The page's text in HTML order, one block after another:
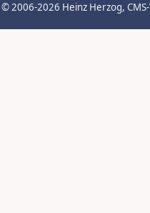
© 2006-2026 Heinz Herzog,